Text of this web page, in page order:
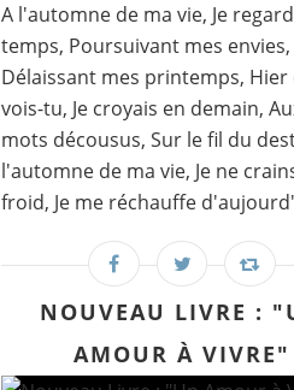
A l'automne de ma vie, Je
temps, Poursuivant mes envies,
Délaissant mes printemps, Hier
vois-tu, Je croyais en demain,
mots décousus, Sur le fil du
l'automne de ma vie, Je ne
froid, Je me réchauffe
NOUVEAU LIVRE :
AMOUR À VIVRE"